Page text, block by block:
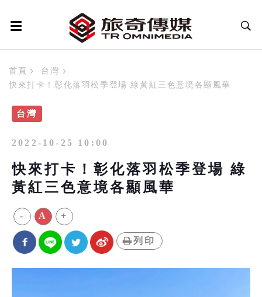
首頁
台灣
快來打卡！彰化落羽松季登場 綠黃紅三色意境各顯風華
台灣
2022-10-25 10:00
快來打卡！彰化落羽松季登場 綠
黃紅三色意境各顯風華
- A +
列印